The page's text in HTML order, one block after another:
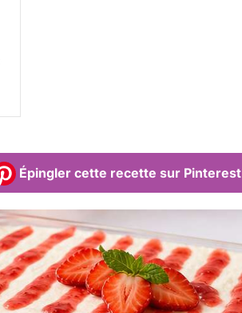
Épingler cette recette sur Pinterest